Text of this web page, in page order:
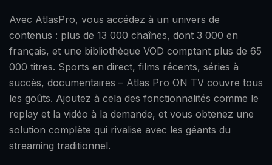
Avec AtlasPro, vous accédez à un univers de
contenus : plus de 13 000 chaînes, dont 3 000 en
français, et une bibliothèque VOD comptant plus de 65
000 titres. Sports en direct, films récents, séries à
succès, documentaires – Atlas Pro ON TV couvre tous
les goûts. Ajoutez à cela des fonctionnalités comme le
replay et la vidéo à la demande, et vous obtenez une
solution complète qui rivalise avec les géants du
streaming traditionnel.